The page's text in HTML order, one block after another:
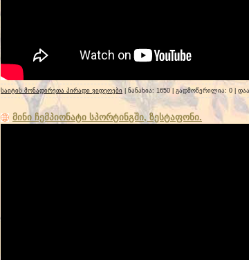
საიტის მონადირეთა პირადი ვიდეოები | ნანახია: 1650 | გადმოწერილია: 0 |
მინი ჩემპიონატი სპორტინგში, ზესტაფონი.